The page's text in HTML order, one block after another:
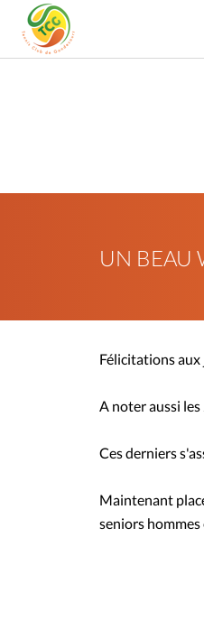
UN BEAU
Félicitations aux
A noter aussi
Ces derniers
Maintenant
seniors hommes